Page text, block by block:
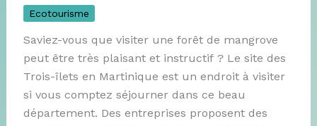
Ecotourisme
Saviez-vous que visiter une forêt de mangrove
peut être très plaisant et instructif ? Le site des
Trois-îlets en Martinique est un endroit à visiter
si vous comptez séjourner dans ce beau
département. Des entreprises proposent des